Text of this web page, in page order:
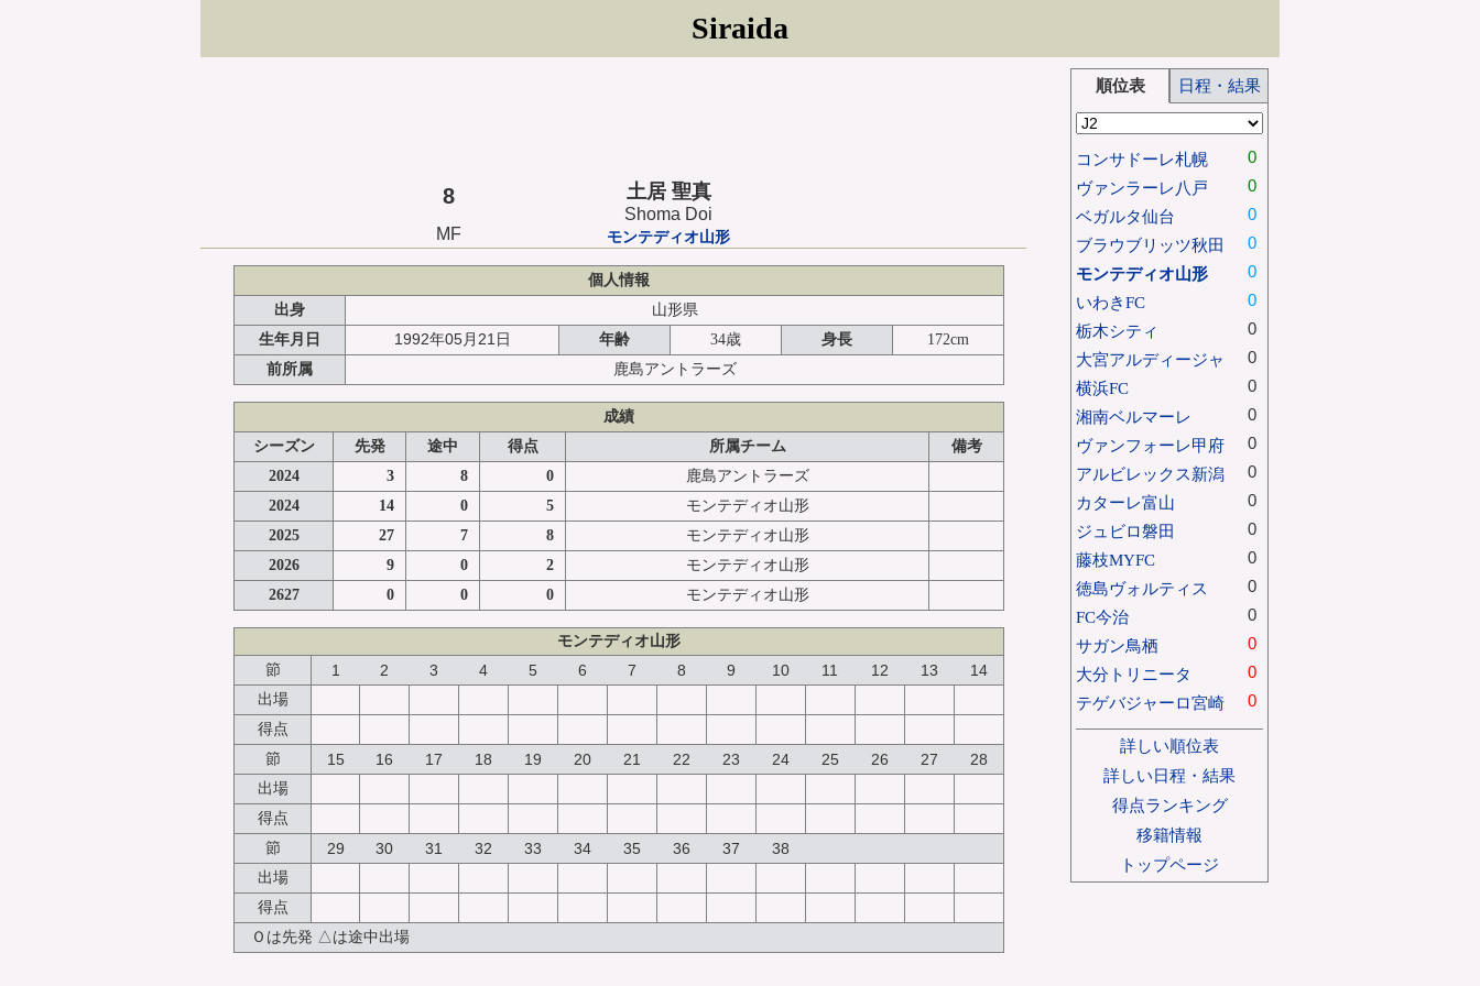
Siraida
8 土居 聖真
Shoma Doi
MF
モンテディオ山形
個人情報
出身
山形県
生年月日
1992年05月21日 年齢 34歳 身長
172cm
前所属
鹿島アントラーズ
成績
シーズン
先発 途中 得点 所属チーム
備考
2024
3 8 0
鹿島アントラーズ
2024
14 0 5
モンテディオ山形
2025
27 7 8
モンテディオ山形
2026
9 0 2
モンテディオ山形
2627
0 0 0 モンテディオ山形
モンテディオ山形
節
1 2 3 4 5 6 7 8 9 10 11 12 13 14
出場
得点
節
15 16 17 18 19 20 21 22 23 24 25 26 27 28
出場
得点
節
29 30 31 32 33 34 35 36 37 38
出場
得点
Ｏは先発 △は途中出場
順位表 日程・結果
コンサドーレ札幌
0
ヴァンラーレ八戸
0
ベガルタ仙台
0
ブラウブリッツ秋田
0
モンテディオ山形
0
いわきFC
0
栃木シティ
0
大宮アルディージャ
0
横浜FC
0
湘南ベルマーレ
0
ヴァンフォーレ甲府
0
アルビレックス新潟
0
カターレ富山
0
ジュビロ磐田
0
藤枝MYFC
0
徳島ヴォルティス
0
FC今治
0
サガン鳥栖
0
大分トリニータ
0
テゲバジャーロ宮崎
0
詳しい順位表
詳しい日程・結果
得点ランキング
移籍情報
トップページ